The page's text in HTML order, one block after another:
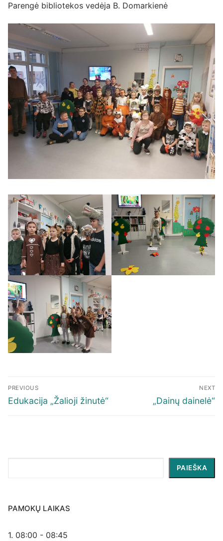
Parengė bibliotekos vedėja B. Domarkienė
Navigacija
tarp
PREVIOUS
Previous
Edukacija „Žalioji žinutė“
NEXT
Next
„Dainų dainelė“
PAIEŠKA
PAMOKŲ LAIKAS
1. 08:00 - 08:45